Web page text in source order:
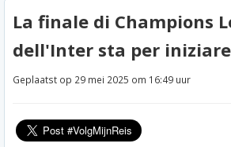
La finale di Champions
dell'Inter sta per iniziare
Geplaatst op 29 mei 2025 om 16:49 uur